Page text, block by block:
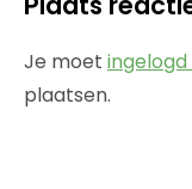
Je moet ingelogd
plaatsen.